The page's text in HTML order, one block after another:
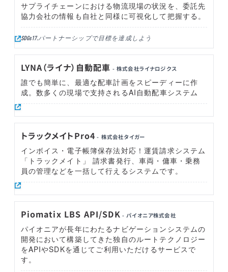
サプライチェーンにおける物流現場の状況を、委託先
協力会社の情報も自社と同様に可視化して把握する。
SDGs17.パートナーシップで目標を達成しよう
LYNA（ライナ）自動配車 - 株式会社ライナロジクス
誰でも簡単に、最適な配車計画をスピーディーに作
成。数多くの現場で支持されるAI自動配車システム
トラックメイトPro4 - 株式会社タイガー
インボイス・電子帳簿保存法対応！運賃請求システム
「トラックメイト」 請求書発行、車両・傭車・乗務
員の管理などを一括して行えるシステムです。
Piomatix LBS API/SDK - パイオニア株式会社
パイオニアが長年にわたるナビゲーションシステムの
開発において構築してきた独自のルートテクノロジー
をAPIやSDKを通じてご利用いただけるサービスで
す。